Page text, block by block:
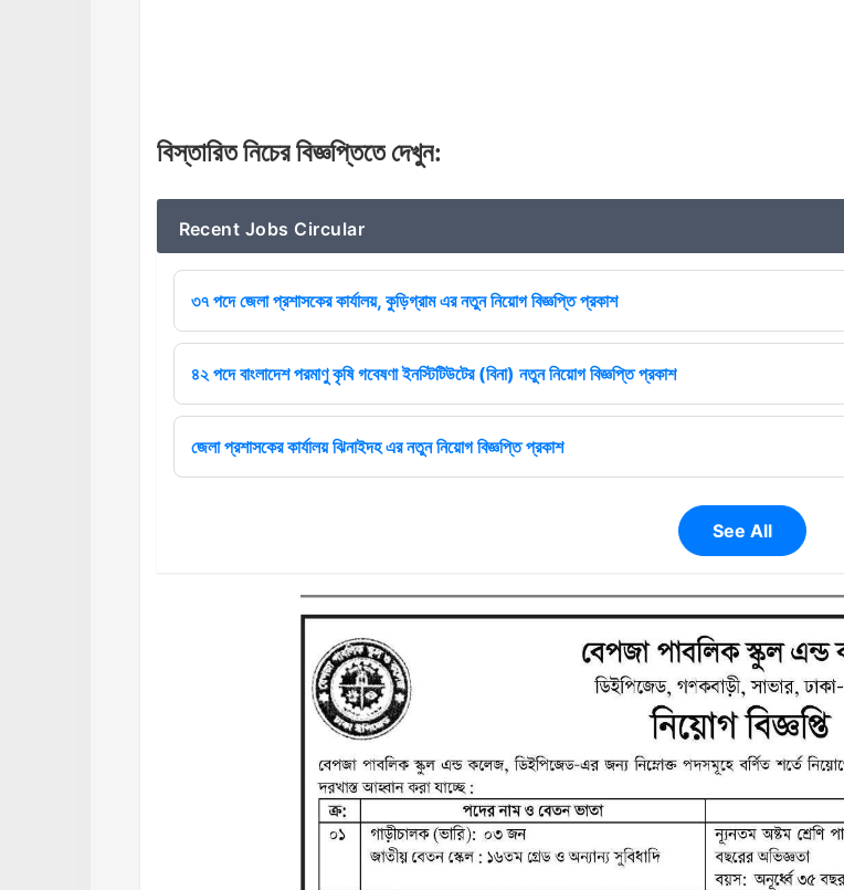
বিস্তারিত নিচের বিজ্ঞপ্তিতে দেখুন:
Recent Jobs Circular
৩৭ পদে জেলা প্রশাসকের কার্যালয়, কুড়িগ্রাম এর নতুন নিয়োগ বিজ্ঞপ্তি প্রকাশ
৪২ পদে বাংলাদেশ পরমাণু কৃষি গবেষণা ইনস্টিটিউটের (বিনা) নতুন নিয়োগ বিজ্ঞপ্তি প্রকাশ
জেলা প্রশাসকের কার্যালয় ঝিনাইদহ এর নতুন নিয়োগ বিজ্ঞপ্তি প্রকাশ
See All